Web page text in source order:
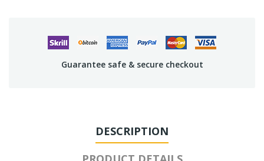
Guarantee safe & secure checkout
DESCRIPTION